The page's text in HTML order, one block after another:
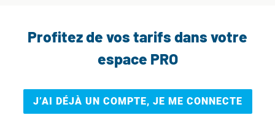
Profitez de vos tarifs dans votre
espace PRO
J’AI DÉJÀ UN COMPTE, JE ME CONNECTE